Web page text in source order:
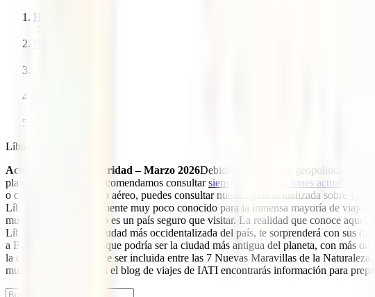
Home
Líbano
Actualización de seguridad – Marzo 2026Debido a la situación geopolítica actual
planificar tu viaje, te recomendamos consultarsiempre las indicaciones
o cambios en el espacio aéreo, puedes consultar nuestra guía actualizada sobre
Líbano es un país realmente muy poco conocido para la inmensa mayoría de
muchos piensan que no es un país seguro que visitar. La realidad que conoce
Líbano. La que es la ciudad más occidentalizada del país, te sorprenderá con sus
a Byblos, la que dicen que podría ser la ciudad más antigua del planeta, con más
la que estuvo a punto de ser incluida entre las 7 Nuevas Maravillas de la
mundo, ¡8’2 metros!En el blog de viajes de IATI encontrarás información para